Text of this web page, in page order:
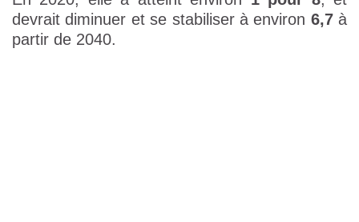
devrait diminuer et se stabiliser à environ 6,7à
partir de 2040.